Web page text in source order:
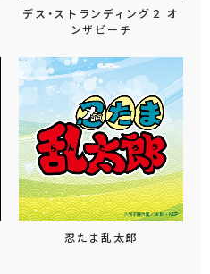
デス・ストランディング２ オ
ンザビーチ
忍たま乱太郎